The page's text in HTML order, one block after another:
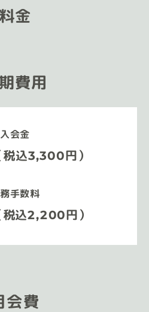
料金
費用
入会金
込3,300円）
手数料
込2,200円）
会費